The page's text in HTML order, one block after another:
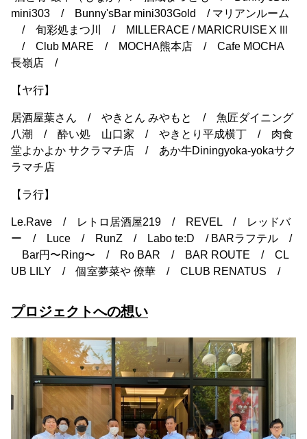
mini303 / Bunny'sBar mini303Gold / マリアンルーム
/ 旬彩処まつ川 / MILLERACE / MARICRUISEⅩⅢ
/ Club MARE / MOCHA熊本店 / Cafe MOCHA
長嶺店 /
【ヤ行】
居酒屋葉さん / やきとん みやもと / 魚匠ダイニング
八潮 / 酔い処 山口家 / やきとり平成横丁 / 肉食
堂よかよか サクラマチ店 / あか牛Diningyoka-yokaサク
ラマチ店
【ラ行】
Le.Rave / レトロ居酒屋219 / REVEL / レッドバ
ー / Luce / RunZ / Labo te:D / BARラフテル /
Bar円〜Ring〜 / Ro BAR / BAR ROUTE / CL
UB LILY / 個室夢菜や 僚華 / CLUB RENATUS /
プロジェクトへの想い